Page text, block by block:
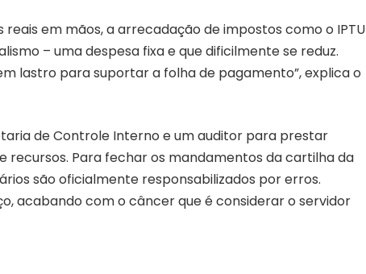
em mãos, a arrecadação de impostos como o IPTU
– uma despesa fixa e que dificilmente se reduz.
lastro para suportar a folha de pagamento”, explica o
de Controle Interno e um auditor para prestar
recursos. Para fechar os mandamentos da cartilha da
são oficialmente responsabilizados por erros.
acabando com o câncer que é considerar o servidor